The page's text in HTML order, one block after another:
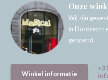
Onze
Wij zijn
in Dordrecht
geopend.
Winkel informatie